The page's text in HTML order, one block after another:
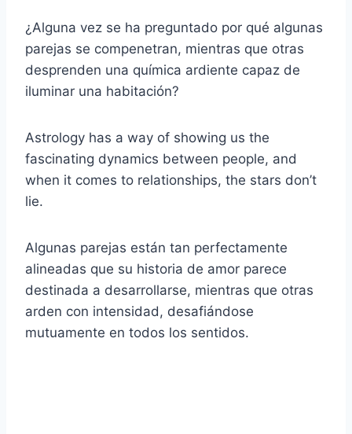
¿Alguna vez se ha preguntado por qué algunas
parejas se compenetran, mientras que otras
desprenden una química ardiente capaz de
iluminar una habitación?
Astrology has a way of showing us the
fascinating dynamics between people, and
when it comes to relationships, the stars don’t
lie.
Algunas parejas están tan perfectamente
alineadas que su historia de amor parece
destinada a desarrollarse, mientras que otras
arden con intensidad, desafiándose
mutuamente en todos los sentidos.